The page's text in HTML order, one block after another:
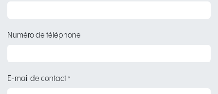
Numéro de téléphone
E-mail de contact *